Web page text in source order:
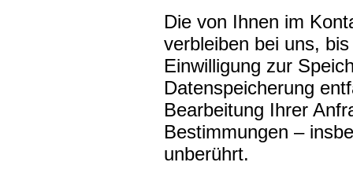
Die von Ihnen im
verbleiben bei uns,
Einwilligung zur
Datenspeicherung
Bearbeitung Ihrer
Bestimmungen –
unberührt.